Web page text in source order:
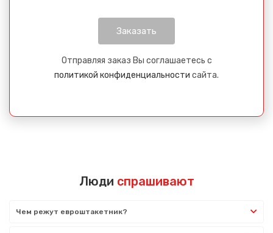
Отправляя заказ Вы соглашаетесь с
политикой конфиденциальности сайта.
Люди спрашивают
Чем режут евроштакетник?